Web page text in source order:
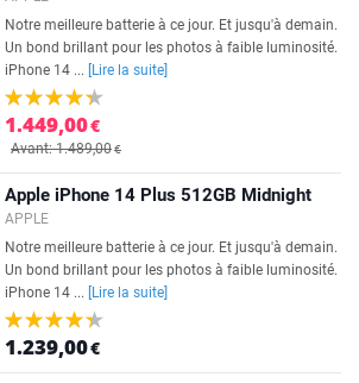
Notre meilleure batterie à ce jour. Et jusqu'à demain.
Un bond brillant pour les photos à faible luminosité.
iPhone 14 ...
[Lire la suite]
1.449,00€
Avant: 1.489,00€
Apple iPhone 14 Plus 512GB Midnight
APPLE
Notre meilleure batterie à ce jour. Et jusqu'à demain.
Un bond brillant pour les photos à faible luminosité.
iPhone 14 ...
[Lire la suite]
1.239,00€